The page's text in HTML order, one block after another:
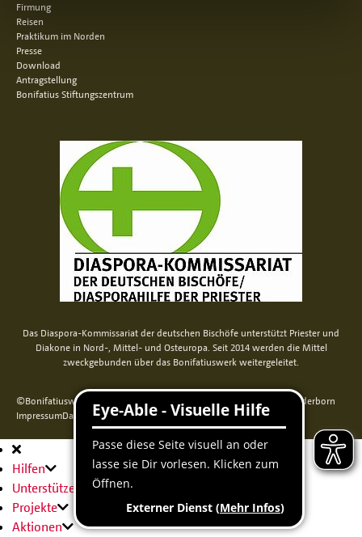
Firmung
Reisen
Praktikum im Norden
Presse
Download
Antragstellung
Bonifatius Stiftungszentrum
Das Diaspora-Kommissariat der deutschen Bischöfe unterstützt Priester und
Diakone in Nord-, Mittel- und Osteuropa. Seit 2014 werden die Mittel
zweckgebunden über das Bonifatiuswerk weitergeleitet.
©Bonifatiuswerk der deutschen Katholiken e. V., Kamp 22, 33098 Paderborn
ImpressumDatenschutzCookie-ErklärungSitemap
Hauptnavigation
Hilfen
Unterstützen
Projekte
Aktionen